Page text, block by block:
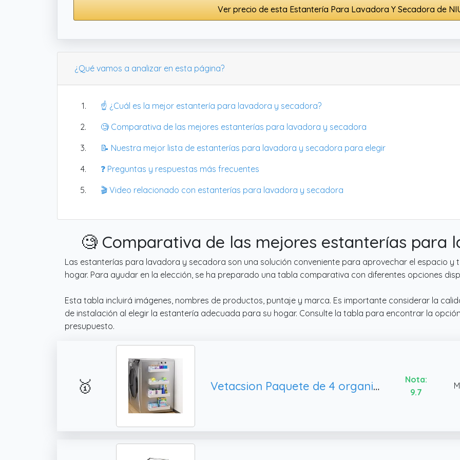
Ver precio de esta Estantería Para Lavadora Y Secadora de
¿Qué vamos a analizar en esta página?
☝️ ¿Cuál es la mejor estantería para lavadora y secadora?
🧐 Comparativa de las mejores estanterías para lavadora y secadora
📝 Nuestra mejor lista de estanterías para lavadora y secadora para elegir
❓ Preguntas y respuestas más frecuentes
🎬 Video relacionado con estanterías para lavadora y secadora
🧐 Comparativa de las mejores estanterías para
Las estanterías para lavadora y secadora son una solución conveniente para aprovechar el espacio y
hogar. Para ayudar en la elección, se ha preparado una tabla comparativa con diferentes opciones
Esta tabla incluirá imágenes, nombres de productos, puntaje y marca. Es importante considerar la
de instalación al elegir la estantería adecuada para su hogar. Consulte la tabla para encontrar la
presupuesto.
🥇 Vetacsion Paquete de 4 organizadores magnéticos de lavandería, hierro
Nota:
9.7